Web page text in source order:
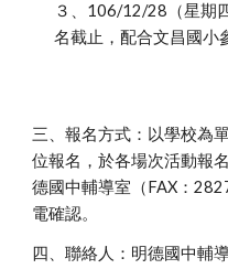
３、106/12/28（星期
名截止，配合文昌國小
三、報名方式：以學校為
位報名，於各場次活動報
德國中輔導室（FAX：
電確認。
四、聯絡人：明德國中輔